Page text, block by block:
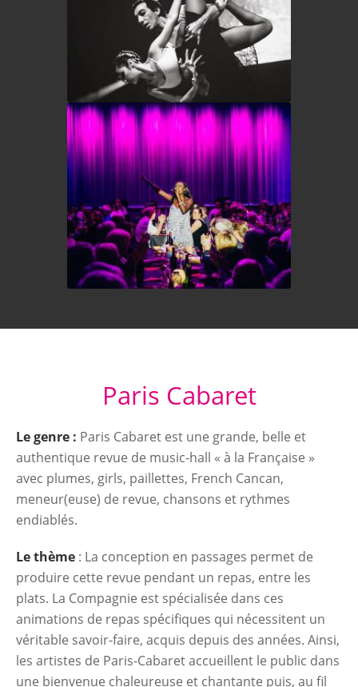
Paris Cabaret
Le genre : Paris Cabaret est une grande, belle et
authentique revue de music-hall « à la Française »
avec plumes, girls, paillettes, French Cancan,
meneur(euse) de revue, chansons et rythmes
endiablés.
Le thème : La conception en passages permet de
produire cette revue pendant un repas, entre les
plats. La Compagnie est spécialisée dans ces
animations de repas spécifiques qui nécessitent un
véritable savoir-faire, acquis depuis des années. Ainsi,
les artistes de Paris-Cabaret accueillent le public dans
une bienvenue chaleureuse et chantante puis, au fil